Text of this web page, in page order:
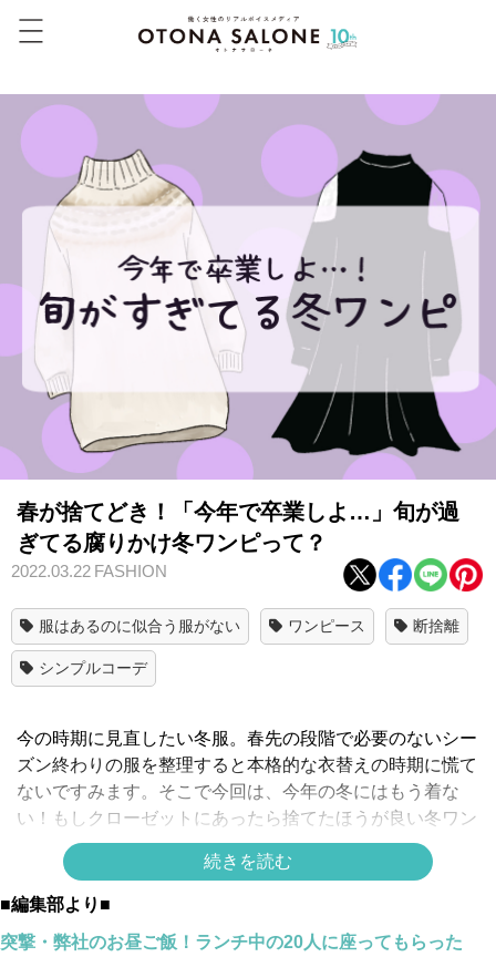
春が捨てどき！「今年で卒業しよ…」旬が過
ぎてる腐りかけ冬ワンピって？
2022.03.22 FASHION
服はあるのに似合う服がない ワンピース 断捨離
シンプルコーデ
今の時期に見直したい冬服。春先の段階で必要のないシー
ズン終わりの服を整理すると本格的な衣替えの時期に慌て
ないですみます。そこで今回は、今年の冬にはもう着な
い！もしクローゼットにあったら捨てたほうが良い冬ワン
ピの特徴をご紹介します。
膝丈のIラインニットワンピース
続きを読む
■編集部より■
突撃・弊社のお昼ご飯！ランチ中の20人に座ってもらった